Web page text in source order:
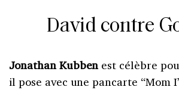
David contre
Jonathan Kubben est célèbre
il pose avec une pancarte “Mom